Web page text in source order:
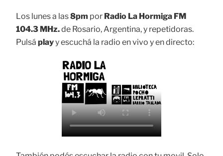
Los lunes a las8pm por Radio La Hormiga FM
104.3 MHz.de Rosario, Argentina, y repetidoras.
Pulsá playy escuchá la radio en vivo y en directo: